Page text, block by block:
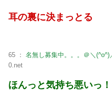
耳の裏に決まっとる
65 ： 名無し募集中。。。＠＼(^o^)
0.net
ほんっと気持ち悪いっ！